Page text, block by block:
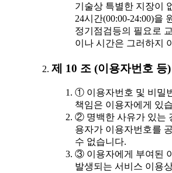
기술상 특별한 지장이
24시간(00:00-24:00)을
정기점검등의 필요로
이나 시간은 그러하지
제 10 조 (이용자번호 등)
① 이용자번호 및 비밀
책임은 이용자에게 있
② 명백한 사유가 있는
용자가 이용자번호를
수 없습니다.
③ 이용자에게 부여된
발생되는 서비스 이용